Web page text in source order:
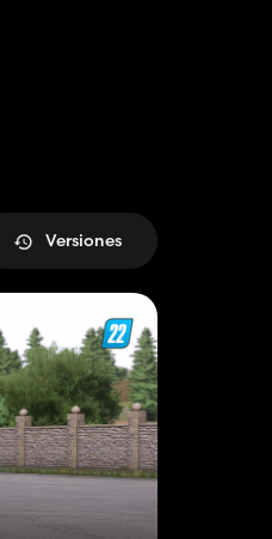
Versiones